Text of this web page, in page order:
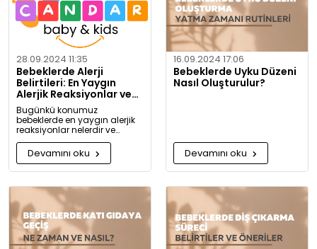
28.09.2024 11:35
Bebeklerde Alerji
Belirtileri: En Yaygın
Alerjik Reaksiyonlar ve
Önlemleri
Bugünkü konumuz
bebeklerde en yaygın alerjik
reaksiyonlar nelerdir ve
alerjiye karşı nasıl önlem
alınabilir? Artık alerjiye karşı
daha bilgili olacaksınız!
Devamını oku
16.09.2024 17:06
Bebeklerde Uyku Düzeni
Nasıl Oluşturulur?
Devamını oku